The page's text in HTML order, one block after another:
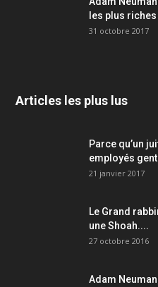
les plus
31 octobre 2017
Articles les plus lus
Parce qu’un
employés
21 janvier 2017
Le Grand
une Shoah....
27 octobre 2016
Adam